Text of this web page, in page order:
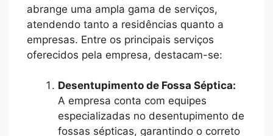
abrange uma ampla gama de serviços,
atendendo tanto a residências quanto a
empresas. Entre os principais serviços
oferecidos pela empresa, destacam-se:
Desentupimento de Fossa Séptica:
A empresa conta com equipes
especializadas no desentupimento de
fossas sépticas, garantindo o correto